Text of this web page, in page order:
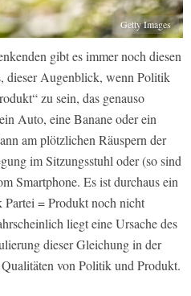
Getty Images
gibt es immer noch diesen
dieser Augenblick, wenn Politik
zu sein, das genauso
Auto, eine Banane oder ein
am plötzlichen Räuspern der
im Sitzungsstuhl oder (so sind
Smartphone. Es ist durchaus ein
Partei = Produkt noch nicht
liegt eine Ursache des
dieser Gleichung in der
von Politik und Produkt.